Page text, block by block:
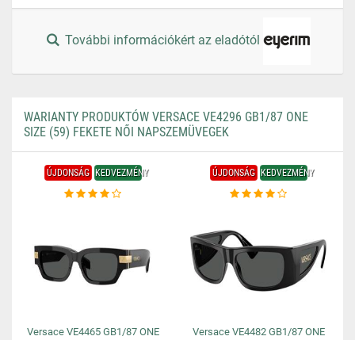
További információkért az eladótól
WARIANTY PRODUKTÓW VERSACE VE4296 GB1/87 ONE
SIZE (59) FEKETE NŐI NAPSZEMÜVEGEK
ÚJDONSÁG KEDVEZMÉNY
Versace VE4465 GB1/87 ONE
ÚJDONSÁG KEDVEZMÉNY
Versace VE4482 GB1/87 ONE